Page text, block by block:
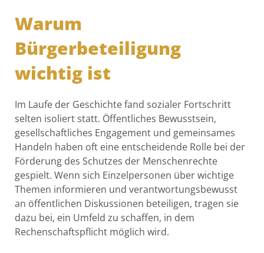
Warum
Bürgerbeteiligung
wichtig ist
Im Laufe der Geschichte fand sozialer Fortschritt
selten isoliert statt. Öffentliches Bewusstsein,
gesellschaftliches Engagement und gemeinsames
Handeln haben oft eine entscheidende Rolle bei der
Förderung des Schutzes der Menschenrechte
gespielt. Wenn sich Einzelpersonen über wichtige
Themen informieren und verantwortungsbewusst
an öffentlichen Diskussionen beteiligen, tragen sie
dazu bei, ein Umfeld zu schaffen, in dem
Rechenschaftspflicht möglich wird.